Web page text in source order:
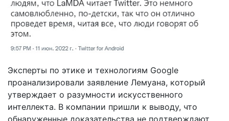
Эксперты по этике и технологиям Google
проанализировали заявление Лемуана, который
утверждает о разумности искусственного
интеллекта. В компании пришли к выводу, что
обнаруженные доказательства не подтверждают